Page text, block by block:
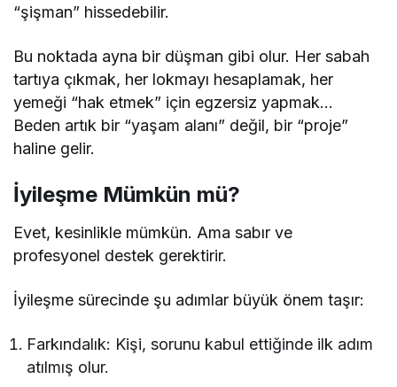
“şişman” hissedebilir.
Bu noktada ayna bir düşman gibi olur. Her sabah
tartıya çıkmak, her lokmayı hesaplamak, her
yemeği “hak etmek” için egzersiz yapmak…
Beden artık bir “yaşam alanı” değil, bir “proje”
haline gelir.
İyileşme Mümkün mü?
Evet, kesinlikle mümkün. Ama sabır ve
profesyonel destek gerektirir.
İyileşme sürecinde şu adımlar büyük önem taşır:
Farkındalık: Kişi, sorunu kabul ettiğinde ilk adım
atılmış olur.